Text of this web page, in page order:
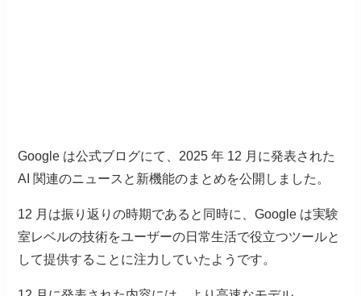
Google は公式ブログにて、2025 年 12 月に発表された
AI 関連のニュースと新機能のまとめを公開しました。
12 月は振り返りの時期であると同時に、Google は実験
室レベルの技術をユーザーの日常生活で役立つツールと
して提供することに注力していたようです。